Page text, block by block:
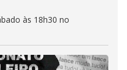
às 18h30 no